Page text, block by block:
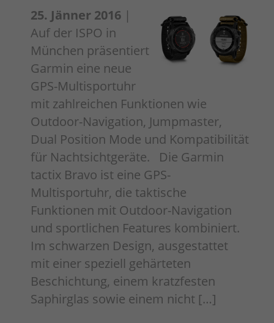
25. Jänner 2016 |
Auf der ISPO in
München präsentiert
Garmin eine neue
GPS-Multisportuhr
mit zahlreichen Funktionen wie
Outdoor-Navigation, Jumpmaster,
Dual Position Mode und Kompatibilität
für Nachtsichtgeräte. Die Garmin
tactix Bravo ist eine GPS-
Multisportuhr, die taktische
Funktionen mit Outdoor-Navigation
und sportlichen Features kombiniert.
Im schwarzen Design, ausgestattet
mit einer speziell gehärteten
Beschichtung, einem kratzfesten
Saphirglas sowie einem nicht […]